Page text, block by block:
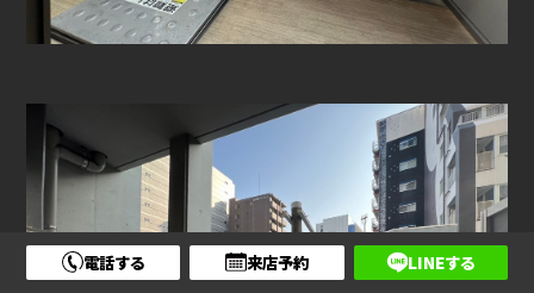
電話する 来店予約 LINEする